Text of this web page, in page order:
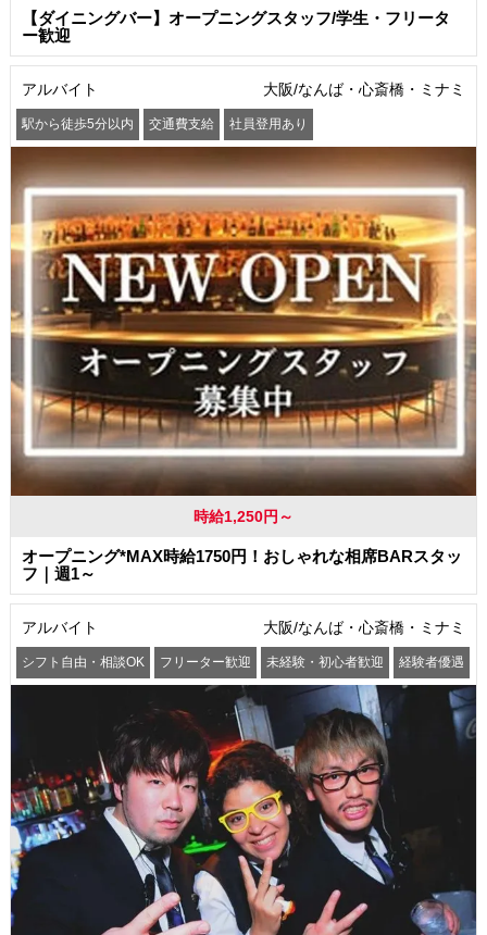
【ダイニングバー】オープニングスタッフ/学生・フリータ
ー歓迎
アルバイト 大阪/なんば・心斎橋・ミナミ
駅から徒歩5分以内 交通費支給 社員登用あり
時給1,250円～
オープニング*MAX時給1750円！おしゃれな相席BARスタッ
フ｜週1～
アルバイト 大阪/なんば・心斎橋・ミナミ
シフト自由・相談OK フリーター歓迎 未経験・初心者歓迎 経験者優遇